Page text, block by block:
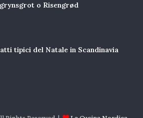
o Risengrød
tipici del Natale in Scandinavia